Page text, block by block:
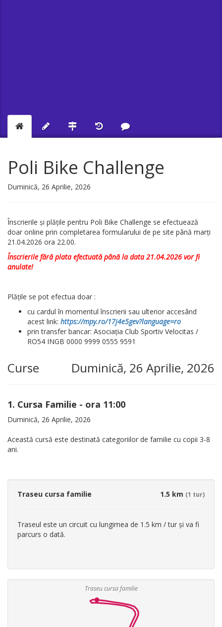
Poli Bike Challenge
Duminică, 26 Aprilie, 2026
Înscrierile și plățile pentru Poli Bike Challenge se efectuează
doar online prin completarea formularului de pe site până marți
21.04.2026 ora 22.00.
Înscrierile fără plata efectuată până la data 21.04.2026 vor fi
anulate!
Plățile se pot efectua doar :
cu cardul în momentul înscrierii sau ulterior accesând
acest link: https://mpy.ro/17j4e5gev?language=ro
prin transfer bancar: Asociația Club Sportiv Velocitas /
RO54 INGB 0000 9999 0555 9591
Curse Duminică, 26 Aprilie, 2026
1. Cursa Familie - ora 11:00
Duminică, 26 Aprilie, 2026
Această cursă este destinată categoriilor de familie cu copii 3-8
ani.
Traseu cursa familie 1.5 km (1 tur)
Traseul este un circuit cu lungimea de 1.5 km / tur și va fi
parcurs o dată.
Traseu cursa familie